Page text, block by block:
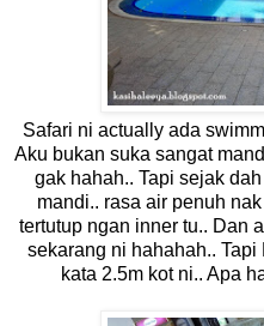
Safari ni actually ada
Aku bukan suka sangat
gak hahah.. Tapi sejak
mandi.. rasa air penuh
tertutup ngan inner tu.. Dan
sekarang ni hahahah..
kata 2.5m kot ni.. Apa